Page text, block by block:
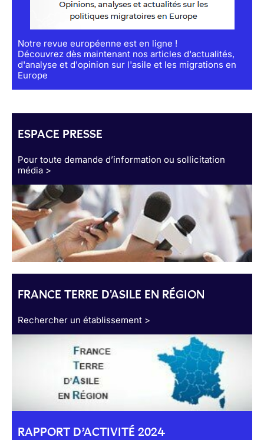
Notre revue européenne est en ligne !
Découvrez dès maintenant nos articles d'actualités,
d'analyse et d'opinion sur l'asile et les migrations en
Europe
ESPACE PRESSE
Pour toute demande d’information ou sollicitation
média >
FRANCE TERRE D'ASILE EN RÉGION
Rechercher un établissement >
RAPPORT D’ACTIVITÉ 2024